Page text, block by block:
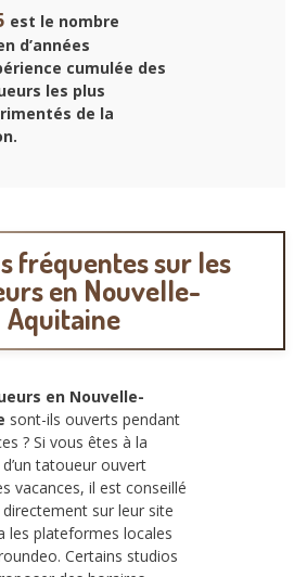
est le nombre
d’années
cumulée des
les plus
de la
fréquentes sur les
en Nouvelle-
Aquitaine
en Nouvelle-
sont-ils ouverts pendant
? Si vous êtes à la
tatoueur ouvert
vacances, il est conseillé
sur leur site
les plateformes locales
Certains studios